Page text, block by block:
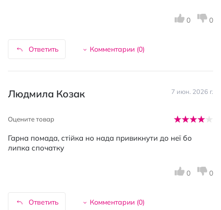
Ответить Комментарии (0)
0 0
Людмила Козак 7 июн. 2026 г.
Оцените товар
Гарна помада, стійка но нада привикнути до неї бо
липка спочатку
Ответить Комментарии (0)
0 0